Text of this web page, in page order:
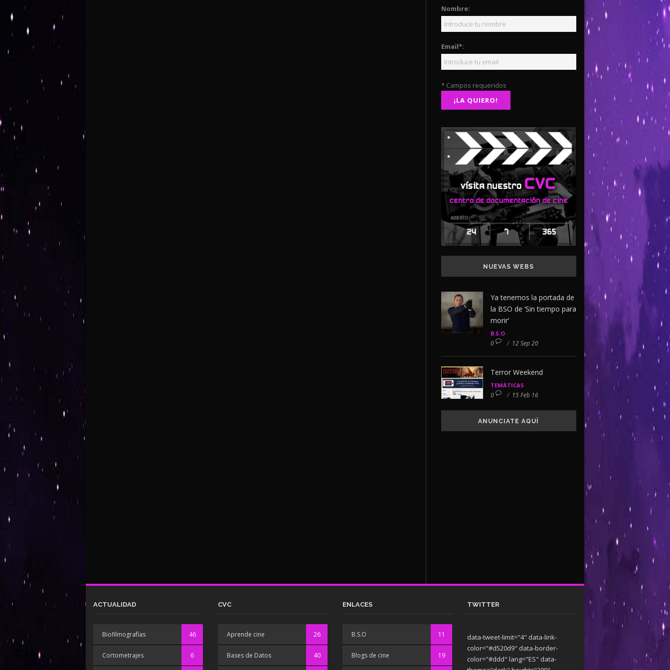
Nombre:
Email*:
* Campos requeridos
NUEVAS WEBS
Ya tenemos la portada de
la BSO de ‘Sin tiempo para
morir’
B.S.O
0 / 12 Sep 20
Terror Weekend
TEMÁTICAS
0 / 15 Feb 16
ANUNCIATE AQUÍ
ACTUALIDAD
Biofilmografías 46
Cortometrajes 6
CVC
Aprende cine 26
Bases de Datos 40
ENLACES
B.S.O 11
Blogs de cine 19
TWITTER
data-tweet-limit="4" data-link-
color="#d520d9" data-border-
color="#ddd" lang="ES" data-